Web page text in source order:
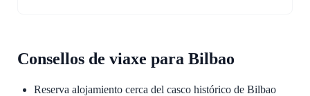
Consellos de viaxe para Bilbao
Reserva alojamiento cerca del casco histórico de Bilbao